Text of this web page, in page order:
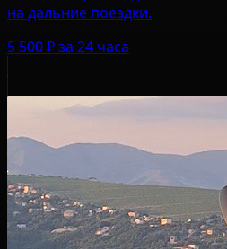
на дальние поездки.
5 500 ₽за 24 часа